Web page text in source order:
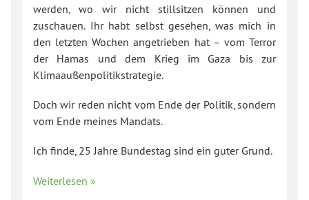
werden, wo wir nicht stillsitzen können und
zuschauen. Ihr habt selbst gesehen, was mich in
den letzten Wochen angetrieben hat – vom Terror
der Hamas und dem Krieg im Gaza bis zur
Klimaaußenpolitikstrategie.
Doch wir reden nicht vom Ende der Politik, sondern
vom Ende meines Mandats.
Ich finde, 25 Jahre Bundestag sind ein guter Grund.
Weiterlesen »